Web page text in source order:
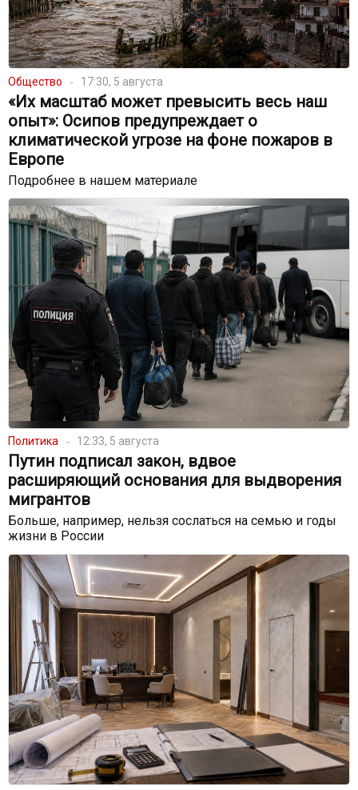
Общество 17:30, 5 августа
«Их масштаб может превысить весь наш
опыт»: Осипов предупреждает о
климатической угрозе на фоне пожаров в
Европе
Подробнее в нашем материале
Политика 12:33, 5 августа
Путин подписал закон, вдвое
расширяющий основания для выдворения
мигрантов
Больше, например, нельзя сослаться на семью и годы
жизни в России